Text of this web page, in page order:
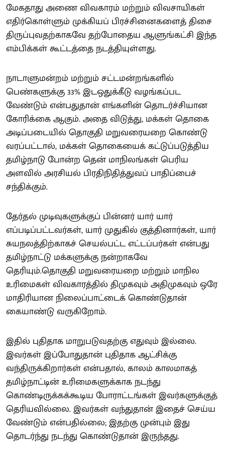
மேகதாது அணை விவகாரம் மற்றும் விவசாயிகள்
எதிர்கொள்ளும் முக்கியப் பிரச்சினைகளைத் திசை
திருப்புவதற்காகவே தற்போதைய ஆளுங்கட்சி இந்த
எம்பிக்கள் கூட்டத்தை நடத்தியுள்ளது.
நாடாளுமன்றம் மற்றும் சட்டமன்றங்களில்
பெண்களுக்கு 33% இடஒதுக்கீடு வழங்கப்பட
வேண்டும் என்பதுதான் எங்களின் தொடர்ச்சியான
கோரிக்கை ஆகும். அதை விடுத்து, மக்கள் தொகை
அடிப்படையில் தொகுதி மறுவரையறை கொண்டு
வரப்பட்டால், மக்கள் தொகையைக் கட்டுப்படுத்திய
தமிழ்நாடு போன்ற தென் மாநிலங்கள் பெரிய
அளவில் அரசியல் பிரதிநிதித்துவப் பாதிப்பைச்
சந்திக்கும்.
தேர்தல் முடிவுகளுக்குப் பின்னர் யார் யார்
எப்படிப்பட்டவர்கள், யார் முதுகில் குத்தினார்கள், யார்
சுயநலத்திற்காகச் செயல்பட்ட எட்டப்பர்கள் என்பது
தமிழ்நாட்டு மக்களுக்கு நன்றாகவே
தெரியும்.தொகுதி மறுவரையறை மற்றும் மாநில
உரிமைகள் விவகாரத்தில் திமுகவும் அதிமுகவும் ஒரே
மாதிரியான நிலைப்பாட்டைக் கொண்டுதான்
கையாண்டு வருகிறோம்.
இதில் புதிதாக மாறுபடுவதற்கு எதுவும் இல்லை.
இவர்கள் இப்போதுதான் புதிதாக ஆட்சிக்கு
வந்திருக்கிறார்கள் என்பதால், காலம் காலமாகத்
தமிழ்நாட்டின் உரிமைகளுக்காக நடந்து
கொண்டிருக்கக்கூடிய போராட்டங்கள் இவர்களுக்குத்
தெரியவில்லை. இவர்கள் வந்துதான் இதைச் செய்ய
வேண்டும் என்பதில்லை; இதற்கு முன்பும் இது
தொடர்ந்து நடந்து கொண்டுதான் இருந்தது.